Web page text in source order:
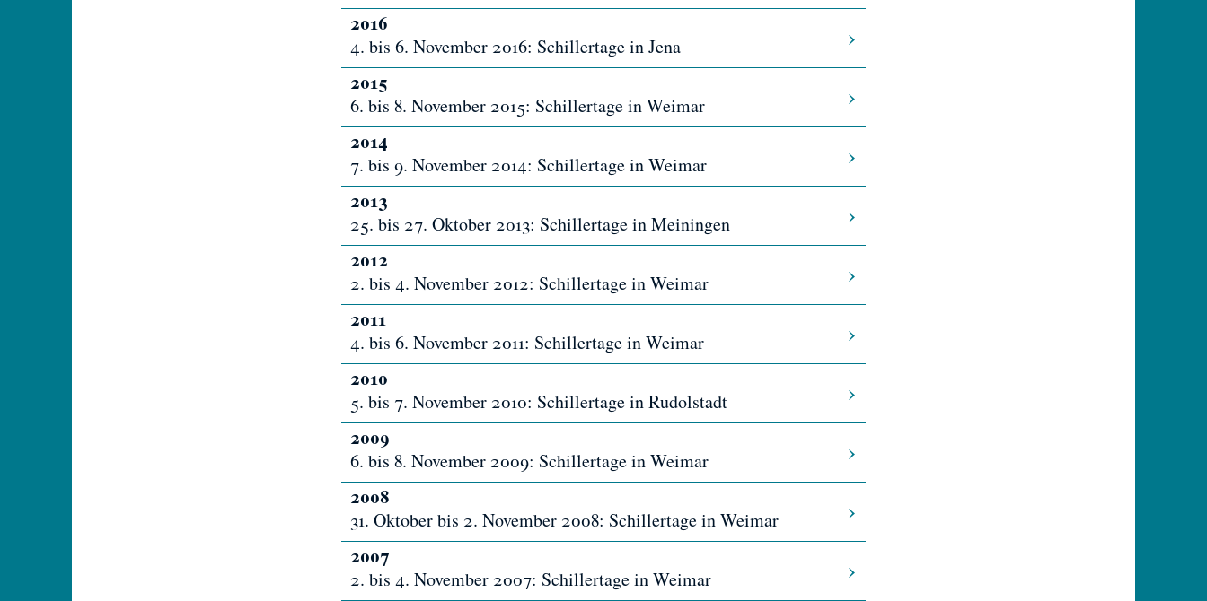
2016
4. bis 6. November 2016: Schillertage in Jena
2015
6. bis 8. November 2015: Schillertage in Weimar
2014
7. bis 9. November 2014: Schillertage in Weimar
2013
25. bis 27. Oktober 2013: Schillertage in Meiningen
2012
2. bis 4. November 2012: Schillertage in Weimar
2011
4. bis 6. November 2011: Schillertage in Weimar
2010
5. bis 7. November 2010: Schillertage in Rudolstadt
2009
6. bis 8. November 2009: Schillertage in Weimar
2008
31. Oktober bis 2. November 2008: Schillertage in Weimar
2007
2. bis 4. November 2007: Schillertage in Weimar